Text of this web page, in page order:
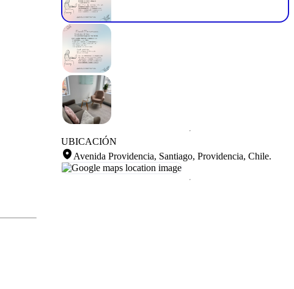
UBICACIÓN
Avenida Providencia, Santiago, Providencia, Chile.